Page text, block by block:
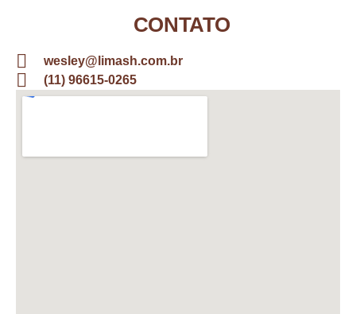
CONTATO
wesley@limash.com.br
(11) 96615-0265